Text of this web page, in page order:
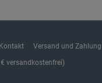
Kontakt Versand und Zahlung
versandkostenfrei)